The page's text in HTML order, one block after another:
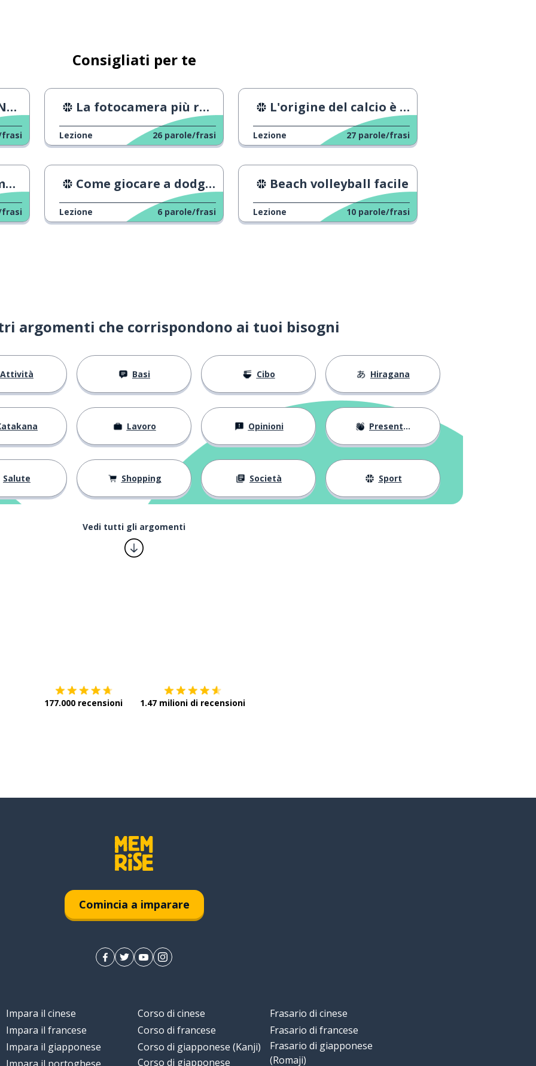
Consigliati per te
frasi
La fotocamera più recente per le Olimpiadi
Lezione 26 parole/frasi
L'origine del calcio è pazzesca
Lezione 27 parole/frasi
frasi
Come giocare a dodgeball
Lezione 6 parole/frasi
Beach volleyball facile
Lezione 10 parole/frasi
argomenti che corrispondono ai tuoi bisogni
Attività Basi Cibo Hiragana
Lavoro Opinioni Presentarsi
Salute Shopping Società Sport
Vedi tutti gli argomenti
177.000 recensioni 1.47 milioni di recensioni
Comincia a imparare
Impara il cinese
Impara il francese
Impara il giapponese
Corso di cinese
Corso di francese
Corso di giapponese (Kanji)
Corso di giapponese
Frasario di cinese
Frasario di francese
Frasario di giapponese
(Romaji)